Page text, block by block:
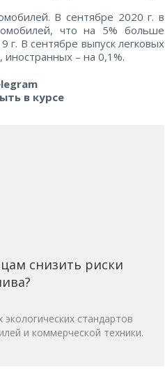
В сентябре 2020 г. в
что на 5% больше
г. В сентябре выпуск легковых
иностранных – на 0,1%.
в курсе
снизить риски
стандартов
и коммерческой техники.